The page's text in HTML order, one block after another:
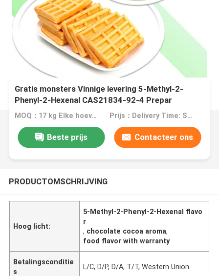
Gratis monsters Vinnige levering 5-Methyl-2-
Phenyl-2-Hexenal CAS21834-92-4 Prepar
Chocolade Cacao aroma Aroma
MOQ：17 kg Elke hoeveelheid op maat gemaakte verpakking Geen minimumbestelling Prijs：Delivery Time: Ship Within About 2-3 Working Days After Receiving Payment
Beste prijs Contacteer ons
PRODUCTOMSCHRIJVING
Hoog licht:
5-Methyl-2-Phenyl-2-Hexenal flavo
r
, chocolate cocoa aroma,
food flavor with warranty
Betalingsconditie
s
L/C, D/P, D/A, T/T, Western Union